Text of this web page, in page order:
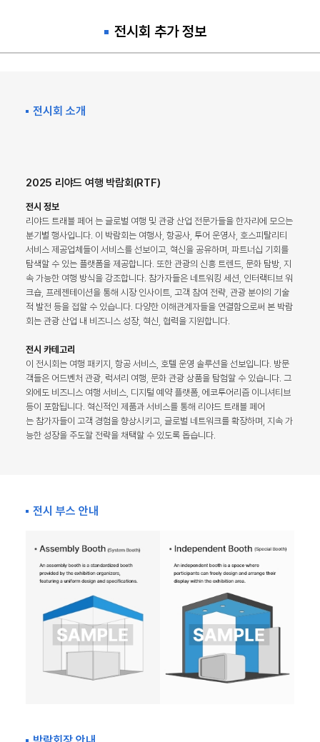
전시회 추가 정보
전시회 소개
2025 리야드 여행 박람회(RTF)
전시 정보
리야드 트래블 페어 는 글로벌 여행 및 관광 산업 전문가들을 한자리에 모으는
분기별 행사입니다. 이 박람회는 여행사, 항공사, 투어 운영사, 호스피탈리티
서비스 제공업체들이 서비스를 선보이고, 혁신을 공유하며, 파트너십 기회를
탐색할 수 있는 플랫폼을 제공합니다. 또한 관광의 신흥 트렌드, 문화 탐방, 지
속 가능한 여행 방식을 강조합니다. 참가자들은 네트워킹 세션, 인터랙티브 워
크숍, 프레젠테이션을 통해 시장 인사이트, 고객 참여 전략, 관광 분야의 기술
적 발전 등을 접할 수 있습니다. 다양한 이해관계자들을 연결함으로써 본 박람
회는 관광 산업 내 비즈니스 성장, 혁신, 협력을 지원합니다.
전시 카테고리
이 전시회는 여행 패키지, 항공 서비스, 호텔 운영 솔루션을 선보입니다. 방문
객들은 어드벤처 관광, 럭셔리 여행, 문화 관광 상품을 탐험할 수 있습니다. 그
외에도 비즈니스 여행 서비스, 디지털 예약 플랫폼, 에코투어리즘 이니셔티브
등이 포함됩니다. 혁신적인 제품과 서비스를 통해 리야드 트래블 페어
는 참가자들이 고객 경험을 향상시키고, 글로벌 네트워크를 확장하며, 지속 가
능한 성장을 주도할 전략을 채택할 수 있도록 돕습니다.
전시 부스 안내